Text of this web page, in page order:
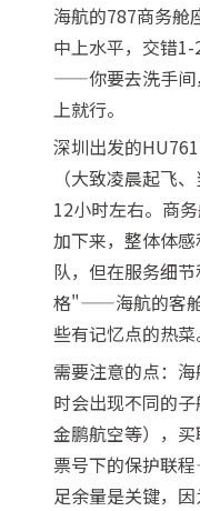
海航的787商务舱
中上水平，交错
——你要去洗手间
上就行。
深圳出发的
（大致凌晨起飞
12小时左右。商
加下来，整体体
队，但在服务细
格"——海航的客舱
些有记忆点的热菜
需要注意的点：
时会出现不同的
金鹏航空等），
票号下的保护联
足余量是关键，